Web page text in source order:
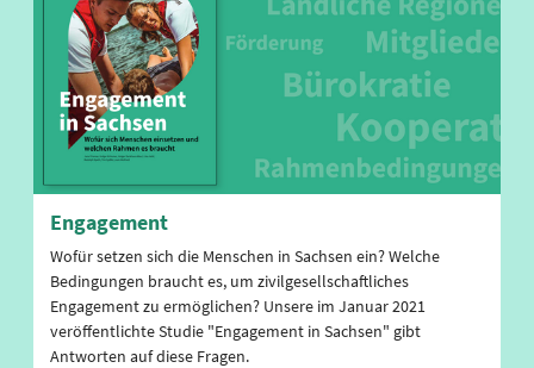
Engagement
Wofür setzen sich die Menschen in Sachsen ein? Welche
Bedingungen braucht es, um zivilgesellschaftliches
Engagement zu ermöglichen? Unsere im Januar 2021
veröffentlichte Studie "Engagement in Sachsen" gibt
Antworten auf diese Fragen.